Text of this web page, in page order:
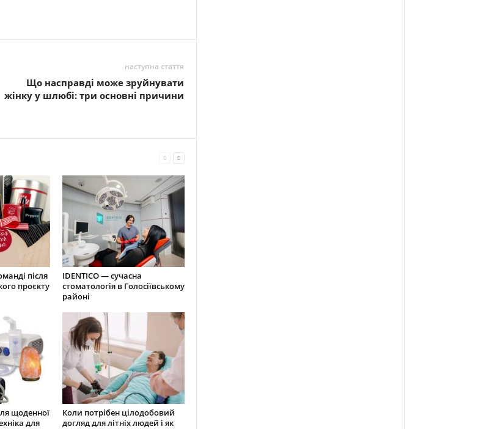
наступна стаття
Що насправді може зруйнувати
жінку у шлюбі: три основні причини
після
проєкту
IDENTICO — сучасна
стоматологія в Голосіївському
районі
щоденної
для
Коли потрібен цілодобовий
догляд для літніх людей і як